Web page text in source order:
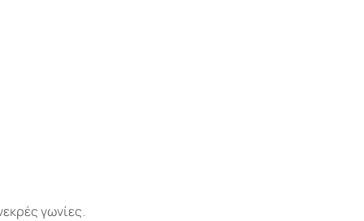
γωνίες.